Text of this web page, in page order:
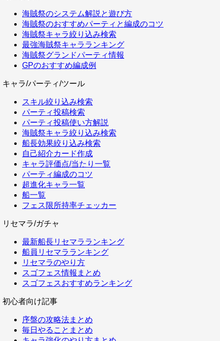
海賊祭のシステム解説と遊び方
海賊祭のおすすめパーティと編成のコツ
海賊祭キャラ絞り込み検索
最強海賊祭キャラランキング
海賊祭グランドパーティ情報
GPのおすすめ編成例
キャラ/パーティ/ツール
スキル絞り込み検索
パーティ投稿検索
パーティ投稿使い方解説
海賊祭キャラ絞り込み検索
船長効果絞り込み検索
自己紹介カード作成
キャラ評価点/当たり一覧
パーティ編成のコツ
超進化キャラ一覧
船一覧
フェス限所持率チェッカー
リセマラ/ガチャ
最新船長リセマラランキング
船員リセマラランキング
リセマラのやり方
スゴフェス情報まとめ
スゴフェスおすすめランキング
初心者向け記事
序盤の攻略法まとめ
毎日やることまとめ